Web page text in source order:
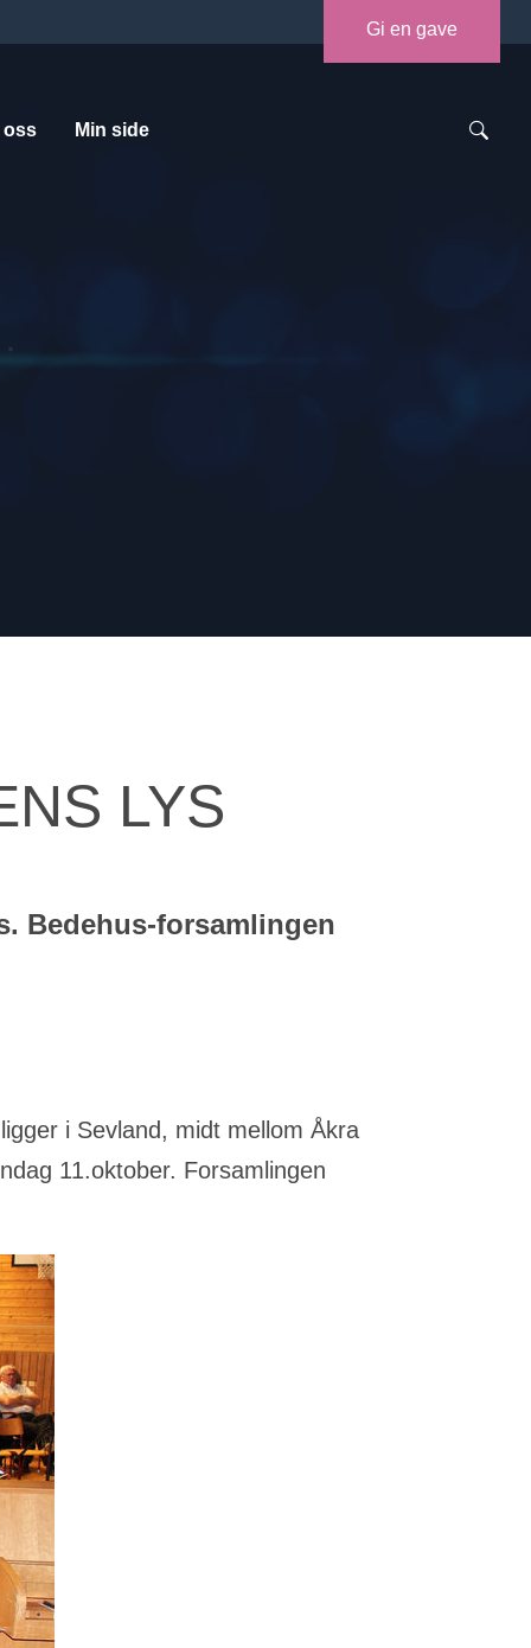
Gi en gave
oss Min side
LYS
Bedehus-forsamlingen
i Sevland, midt mellom Åkra
11.oktober. Forsamlingen